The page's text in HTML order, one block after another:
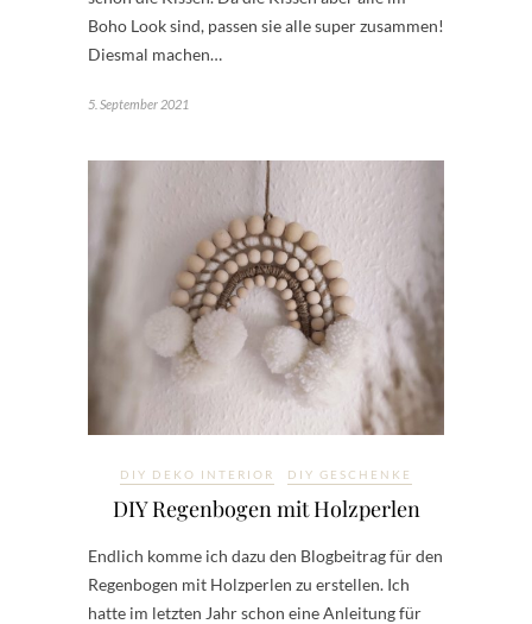
Boho Look sind, passen sie alle super zusammen!
Diesmal machen…
5. September 2021
DIY DEKO INTERIOR DIY GESCHENKE
DIY Regenbogen mit Holzperlen
Endlich komme ich dazu den Blogbeitrag für den
Regenbogen mit Holzperlen zu erstellen. Ich
hatte im letzten Jahr schon eine Anleitung für